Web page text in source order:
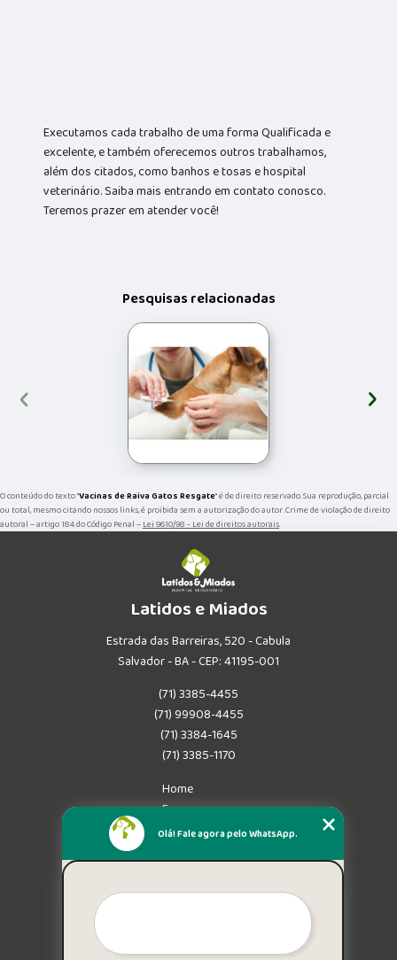
Executamos cada trabalho de uma forma Qualificada e
excelente, e também oferecemos outros trabalhamos,
além dos citados, como banhos e tosas e hospital
veterinário. Saiba mais entrando em contato conosco.
Teremos prazer em atender você!
Pesquisas relacionadas
‹ ›
O conteúdo do texto "Vacinas de Raiva Gatos Resgate" é de direito reservado. Sua reprodução, parcial
ou total, mesmo citando nossos links, é proibida sem a autorização do autor. Crime de violação de direito
autoral – artigo 184 do Código Penal –Lei 9610/98 - Lei de direitos autorais.
Latidos e Miados
Estrada das Barreiras, 520 - Cabula
Salvador - BA - CEP: 41195-001
(71) 3385-4455
(71) 99908-4455
(71) 3384-1645
(71) 3385-1170
Home
Empresa
Missão
Mapa do site
Olá! Fale agora pelo WhatsApp.